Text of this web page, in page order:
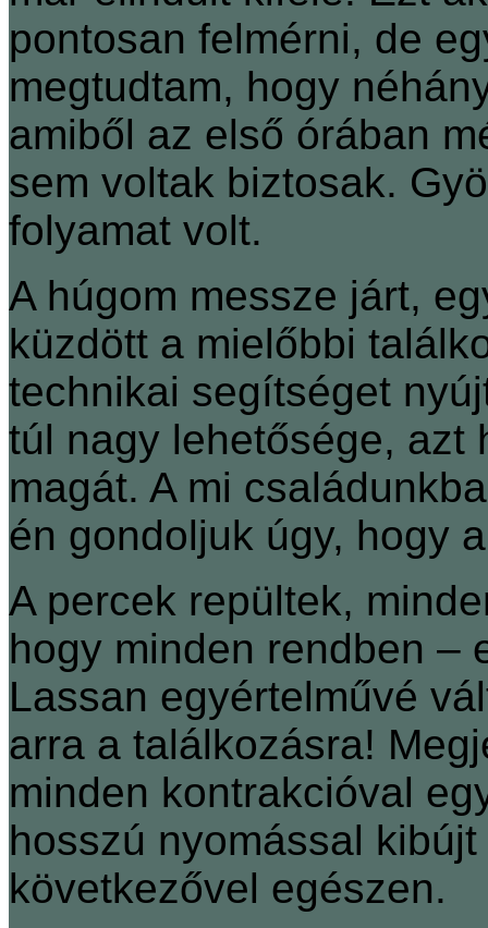
pontosan felmérni, de
megtudtam, hogy
amiből az első órában
sem voltak biztosak.
folyamat volt.
A húgom messze járt,
küzdött a mielőbbi
technikai segítséget
túl nagy lehetősége, azt
magát. A mi
én gondoljuk úgy, hogy
A percek repültek,
hogy minden rendben –
Lassan egyértelművé
arra a találkozásra!
minden kontrakcióval
hosszú nyomással
következővel egészen.